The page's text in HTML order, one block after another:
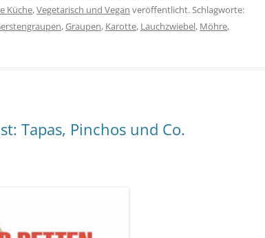
Küche,Vegetarisch und Vegan veröffentlicht. Schlagworte:
,Graupen, Karotte, Lauchzwiebel, Möhre,
Tapas, Pinchos und Co.